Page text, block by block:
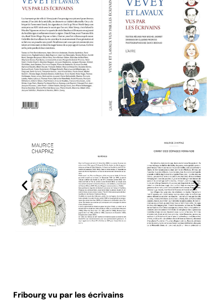
Fribourg vu par les écrivains